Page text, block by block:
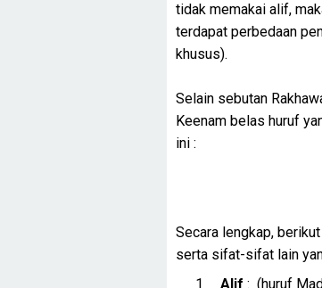
tidak memakai alif,
terdapat perbedaan
khusus).
Selain sebutan
Keenam belas huruf
ini :
Secara lengkap,
serta sifat-sifat lain
Alif: (huruf